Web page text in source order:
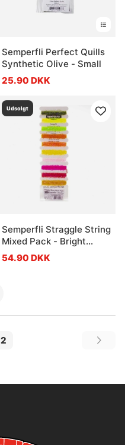
Semperfli Perfect Quills
Synthetic Olive - Small
25.90 DKK
Udsolgt
Semperfli Straggle String
Mixed Pack - Bright
Colours (Steelhead)
54.90 DKK
2